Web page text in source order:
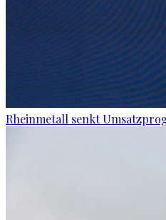
Rheinmetall senkt